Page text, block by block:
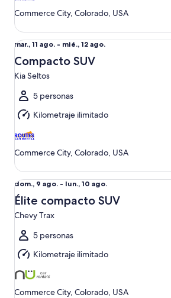
Commerce City, Colorado, USA
Del
mar.,
11
ago.
al
mié.,
12
ago.
mar., 11 ago. - mié., 12 ago.
Compacto SUV
Kia Seltos
5 personas
Kilometraje ilimitado
Commerce City, Colorado, USA
Compacto SUV Kia Seltos
Del
dom.,
9
ago.
al
lun.,
10
ago.
dom., 9 ago. - lun., 10 ago.
Élite compacto SUV
Chevy Trax
5 personas
Kilometraje ilimitado
Commerce City, Colorado, USA
Élite compacto SUV Chevy Trax